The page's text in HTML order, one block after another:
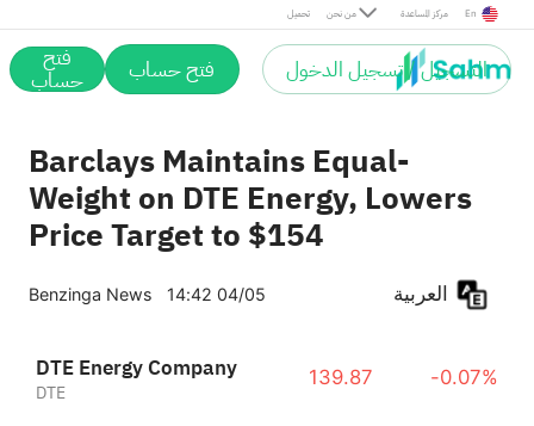
تحميل من نحن مركز المساعدة En
التسجيل / تسجيل الدخول فتح حساب فتح
حساب
Barclays Maintains Equal-
Weight on DTE Energy, Lowers
Price Target to $154
Benzinga News 14:42 04/05
DTE Energy Company
DTE
139.87 -0.07%